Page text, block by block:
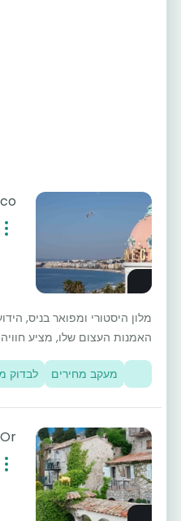
מלון היסטורי ומפואר בניס,
האמנות העצום שלו, מציע
מעקב מחירים לבדוק